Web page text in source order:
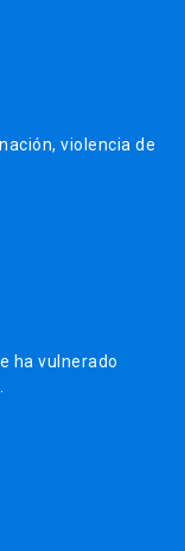
violencia de
ha vulnerado